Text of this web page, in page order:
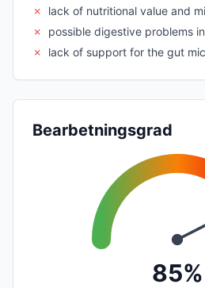
✗
lack of nutritional value and
✗
possible digestive problems
✗
lack of support for the gut
Bearbetningsgrad
85%